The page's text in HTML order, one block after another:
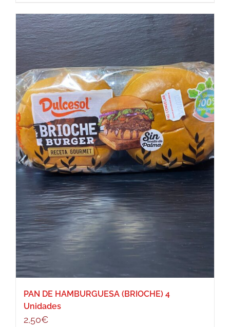
PAN DE HAMBURGUESA (BRIOCHE) 4
Unidades
2,50€